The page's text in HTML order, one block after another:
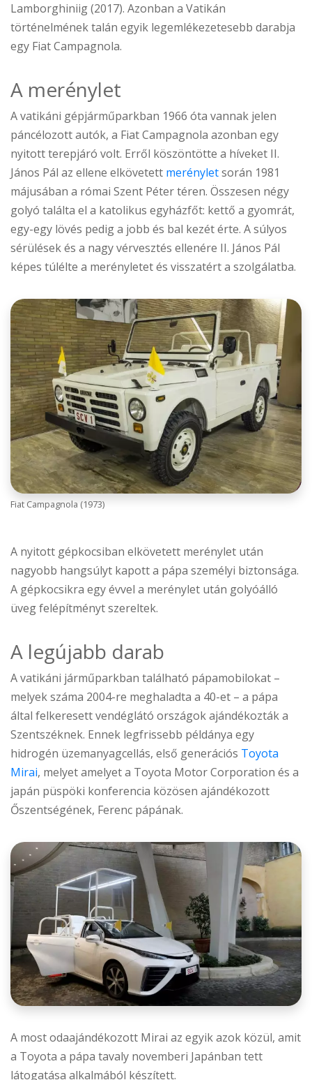
Lamborghiniig (2017). Azonban a Vatikán
történelmének talán egyik legemlékezetesebb darabja
egy Fiat Campagnola.
A merénylet
A vatikáni gépjárműparkban 1966 óta vannak jelen
páncélozott autók, a Fiat Campagnola azonban egy
nyitott terepjáró volt. Erről köszöntötte a híveket II.
János Pál az ellene elkövetett merényletsorán 1981
májusában a római Szent Péter téren. Összesen négy
golyó találta el a katolikus egyházfőt: kettő a gyomrát,
egy-egy lövés pedig a jobb és bal kezét érte. A súlyos
sérülések és a nagy vérvesztés ellenére II. János Pál
képes túlélte a merényletet és visszatért a szolgálatba.
Fiat Campagnola (1973)
A nyitott gépkocsiban elkövetett merénylet után
nagyobb hangsúlyt kapott a pápa személyi biztonsága.
A gépkocsikra egy évvel a merénylet után golyóálló
üveg felépítményt szereltek.
A legújabb darab
A vatikáni járműparkban található pápamobilokat –
melyek száma 2004-re meghaladta a 40-et – a pápa
által felkeresett vendéglátó országok ajándékozták a
Szentszéknek. Ennek legfrissebb példánya egy
hidrogén üzemanyagcellás, első generációs Toyota
Mirai, melyet amelyet a Toyota Motor Corporation és a
japán püspöki konferencia közösen ajándékozott
Őszentségének, Ferenc pápának.
A most odaajándékozott Mirai az egyik azok közül, amit
a Toyota a pápa tavaly novemberi Japánban tett
látogatása alkalmából készített.